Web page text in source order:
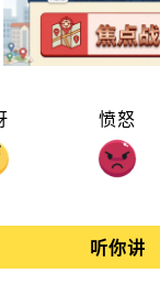
愤怒
听你讲